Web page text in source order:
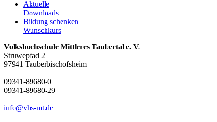
Aktuelle
Downloads
Bildung schenken
Wunschkurs
Volkshochschule Mittleres Taubertal e. V.
Struwepfad 2
97941 Tauberbischofsheim
09341-89680-0
09341-89680-29
info@vhs-mt.de